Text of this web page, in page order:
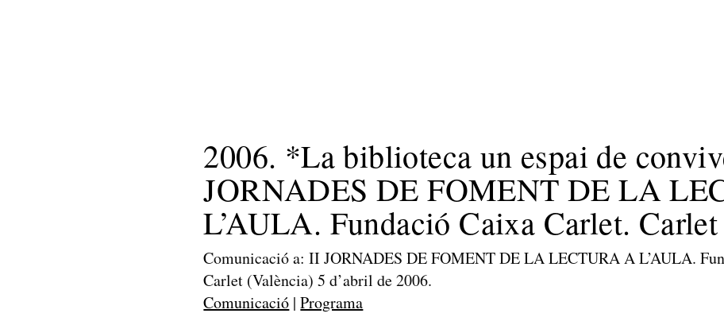
2006. *La biblioteca un espai de
JORNADES DE FOMENT DE LA
L’AULA. Fundació Caixa Carlet.
Comunicació a: II JORNADES DE FOMENT DE LA LECTURA A L’AULA.
Carlet (València) 5 d’abril de 2006.
Comunicació |Programa